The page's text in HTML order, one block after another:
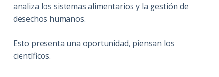
analiza los sistemas alimentarios y la gestión de
desechos humanos.
Esto presenta una oportunidad, piensan los
científicos.